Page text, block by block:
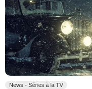
News - Séries à la TV